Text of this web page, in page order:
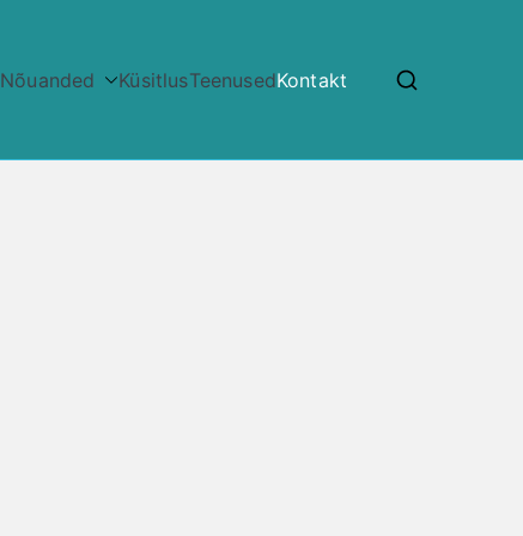
Nõuanded KüsitlusTeenusedKontakt